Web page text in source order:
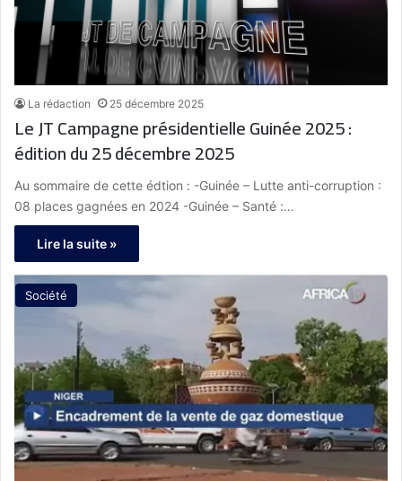
La rédaction 25 décembre 2025
Le JT Campagne présidentielle Guinée 2025 :
édition du 25 décembre 2025
Au sommaire de cette édtion : -Guinée – Lutte anti-corruption :
08 places gagnées en 2024 -Guinée – Santé :…
Lire la suite »
Société